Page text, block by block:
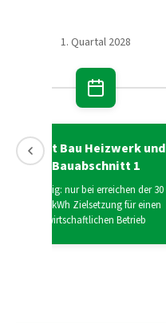
1. Quartal 2028
Start Bau Heizwerk und
Bauabschnitt 1
Wichtig: nur bei erreichen der 30
Mio. kWh Zielsetzung für einen
wirtschaftlichen Betrieb